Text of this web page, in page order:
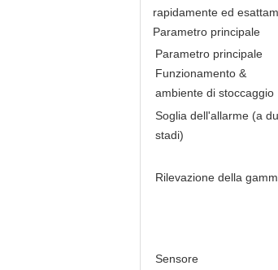
rapidamente ed
Parametro principale
Parametro principale
Funzionamento &
ambiente di stoccaggio
Soglia dell'allarme (a
stadi)
Rilevazione della
Sensore